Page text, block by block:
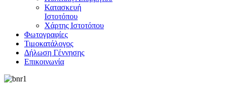
Κατασκευή
Ιστοτόπου
Χάρτης Ιστοτόπου
Φωτογραφίες
Τιμοκατάλογος
Δήλωση Γέννησης
Επικοινωνία